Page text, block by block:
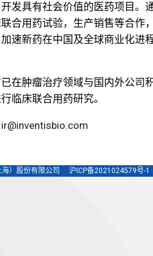
发具有社会价值的医药项目。
合用药试验，生产销售等合作
速新药在中国及全球商业化进
已在肿瘤治疗领域与国内外公司
临床联合用药研究。
海）股份有限公司 沪ICP备